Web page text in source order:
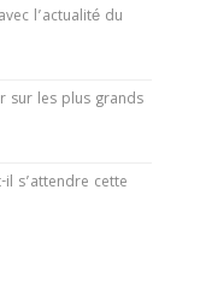
l’actualité du
sur les plus grands
s’attendre cette